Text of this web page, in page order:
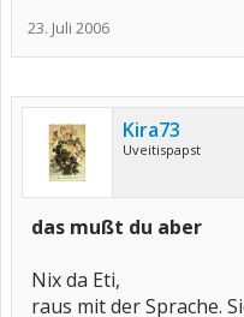
23. Juli 2006
Kira73
Uveitispapst
das mußt du aber
Nix da Eti,
raus mit der Sprache.